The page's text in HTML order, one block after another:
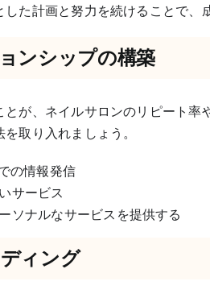
た計画と努力を続けることで、
ンシップの構築
が、ネイルサロンのリピート
取り入れましょう。
の情報発信
サービス
ソナルなサービスを提供する
ィング